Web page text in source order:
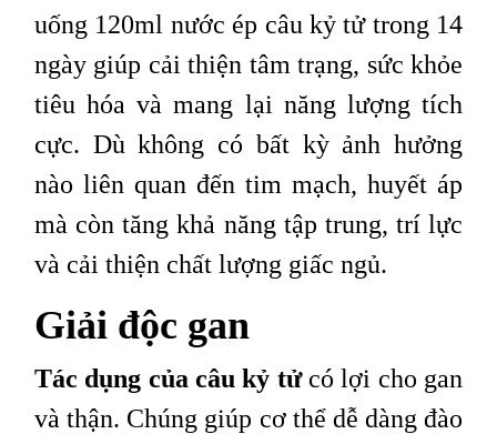
uống 120ml nước ép câu kỷ tử trong 14
ngày giúp cải thiện tâm trạng, sức khỏe
tiêu hóa và mang lại năng lượng tích
cực. Dù không có bất kỳ ảnh hưởng
nào liên quan đến tim mạch, huyết áp
mà còn tăng khả năng tập trung, trí lực
và cải thiện chất lượng giấc ngủ.
Giải độc gan
Tác dụng của câu kỷ tửcó lợi cho gan
và thận. Chúng giúp cơ thể dễ dàng đào